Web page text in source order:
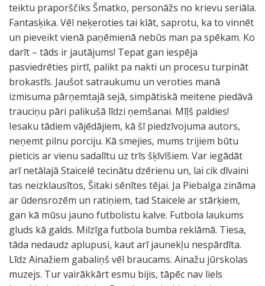
teiktu praporščiks Šmatko, personāžs no krievu seriāla.
Fantasķika. Vēl neķeroties tai klāt, saprotu, ka to vinnēt
un pieveikt vienā paņēmienā nebūs man pa spēkam. Ko
darīt – tāds ir jautājums! Tepat gan iespēja
pasviedrēties pirtī, palikt pa nakti un procesu turpināt
brokastīs. Jaušot satraukumu un veroties manā
izmisuma pārņemtajā sejā, simpātiskā meitene piedāvā
trauciņu pāri palikušā līdzi ņemšanai. Mīļš paldies!
Iesaku tādiem vājēdājiem, kā šī piedzīvojuma autors,
neņemt pilnu porciju. Kā smejies, mums trijiem būtu
pieticis ar vienu sadalītu uz trīs šķīvīšiem. Var iegādāt
arī netālajā Staicelē tecinātu dzērienu un, lai cik dīvaini
tas neizklausītos, Šitaki sēnītes tējai. Ja Piebalga zināma
ar ūdensrozēm un ratiņiem, tad Staicele ar stārķiem,
gan kā mūsu jauno futbolistu kalve. Futbola laukums
gluds kā galds. Milzīga futbola bumba reklāmā. Tiesa,
tāda nedaudz aplupusi, kaut arī jaunekļu nespārdīta.
Līdz Ainažiem gabaliņš vēl braucams. Ainažu jūrskolas
muzejs. Tur vairākkārt esmu bijis, tāpēc nav liels